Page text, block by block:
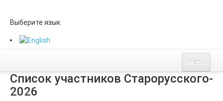
Выберите язык
Menu
Старорусский-II
Описание маршрута
Список участников Старорусского-
2026